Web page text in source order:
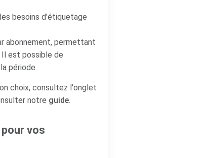
besoins d’étiquetage
abonnement, permettant
est possible de
période.
choix, consultez l'onglet
notre guide.
vos